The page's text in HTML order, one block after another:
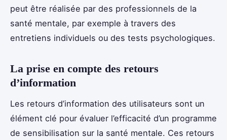
peut être réalisée par des professionnels de la
santé mentale, par exemple à travers des
entretiens individuels ou des tests psychologiques.
La prise en compte des retours
d’information
Les retours d’information des utilisateurs sont un
élément clé pour évaluer l’efficacité d’un programme
de sensibilisation sur la santé mentale. Ces retours